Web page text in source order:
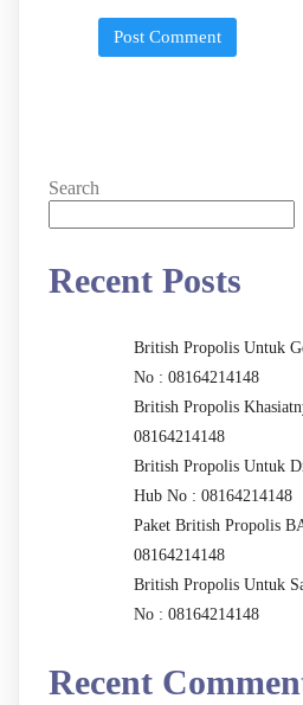
Search
Recent Posts
British Propolis Untuk
No : 08164214148
British Propolis
08164214148
British Propolis Untuk
Hub No : 08164214148
Paket British Propolis
08164214148
British Propolis Untuk
No : 08164214148
Recent